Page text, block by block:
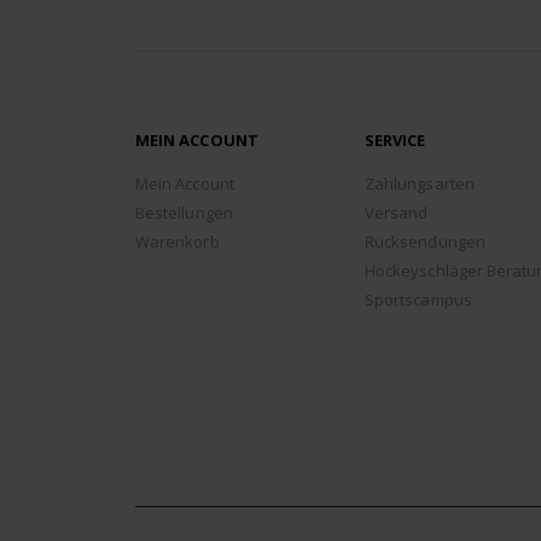
MEIN ACCOUNT
Mein Account
Bestellungen
Warenkorb
SERVICE
Zahlungsarten
Versand
Rücksendungen
Hockeyschläger
Sportscampus